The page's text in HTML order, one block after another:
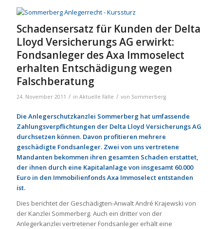
Scha­dens­er­satz für Kun­den der Delta
Lloyd Ver­si­che­rungs AG erwirkt:
Fonds­an­le­ger des Axa Immo­select
erhal­ten Ent­schä­di­gung wegen
Falsch­be­ra­tung
24. November 2011 / in Aktuelle Fälle / von Sommerberg
Die Anlegerschutzkanzlei Sommerberg hat umfassende
Zahlungsverpflichtungen der Delta Lloyd Versicherungs AG
durchsetzen können. Davon profitieren mehrere
geschädigte Fondsanleger. Zwei von uns vertretene
Mandanten bekommen ihren gesamten Schaden erstattet,
der ihnen durch eine Kapitalanlage von insgesamt 60.000
Euro in den Immobilienfonds Axa Immoselect entstanden
ist.
Dies berichtet der Geschädigten-Anwalt André Krajewski von
der Kanzlei Sommerberg. Auch ein dritter von der
Anlegerkanzlei vertretener Fondsanleger erhält eine